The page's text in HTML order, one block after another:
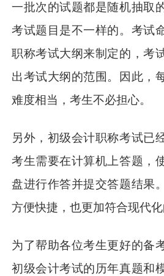
一批次的试题都是随机抽取
考试题目是不一样的。考试
职称考试大纲来制定的，考
出考试大纲的范围。因此，
难度相当，考生不必担心。
另外，初级会计职称考试已
考生需要在计算机上答题，
盘进行作答并提交答题结果
方便快捷，也更加符合现代化
为了帮助各位考生更好的备
初级会计考试的历年真题和